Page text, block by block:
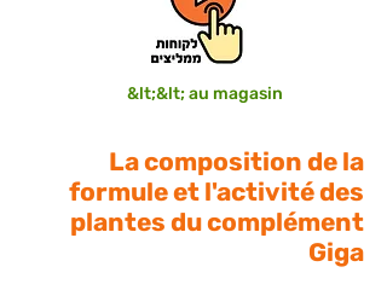
&lt;&lt; au magasin
La composition de la
formule et l'activité des
plantes du complément
Giga